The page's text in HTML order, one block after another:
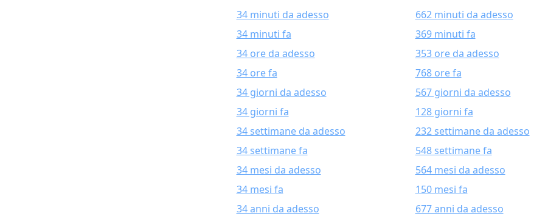
34 minuti da adesso
34 minuti fa
34 ore da adesso
34 ore fa
34 giorni da adesso
34 giorni fa
34 settimane da adesso
34 settimane fa
34 mesi da adesso
34 mesi fa
34 anni da adesso
662 minuti da adesso
369 minuti fa
353 ore da adesso
768 ore fa
567 giorni da adesso
128 giorni fa
232 settimane da adesso
548 settimane fa
564 mesi da adesso
150 mesi fa
677 anni da adesso